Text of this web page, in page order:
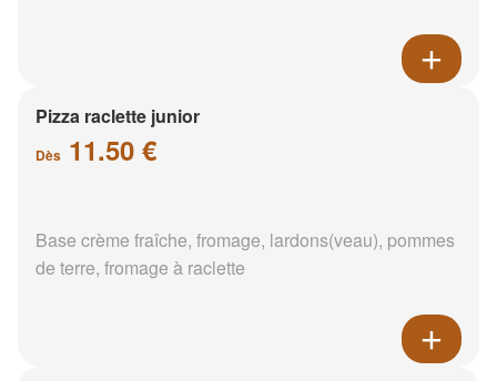
Pizza raclette junior
Dès 11.50 €
Base crème fraîche, fromage, lardons(veau), pommes
de terre, fromage à raclette